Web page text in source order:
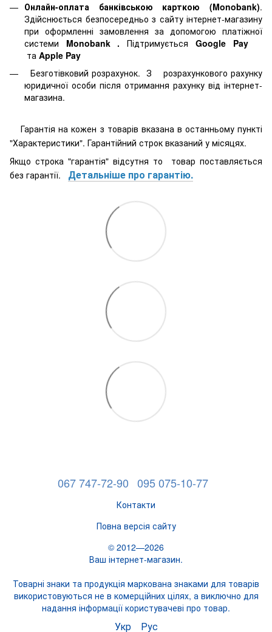
Онлайн-оплата банківською карткою (Monobank).
Здійснюється безпосередньо з сайту інтернет-магазину
при оформленні замовлення за допомогою платіжної
системи Monobank .Підтримується Google Pay
та Apple Pay
Безготівковий розрахунок. З розрахункового рахунку
юридичної особи після отримання рахунку від інтернет-
магазина.
Гарантія на кожен з товарів вказана в останньому пункті
"Характеристики". Гарантійний строк вказаний у місяцях.
Якщо строка "гарантія" відсутня то товар поставляється
без гарантії. Детальніше про гарантію.
067 747-72-90 095 075-10-77
Контакти
Повна версія сайту
© 2012—2026
Ваш інтернет-магазин.
Товарні знаки та продукція маркована знаками для товарів
використовуються не в комерційних цілях, а виключно для
надання інформації користувачеві про товар.
Укр Рус